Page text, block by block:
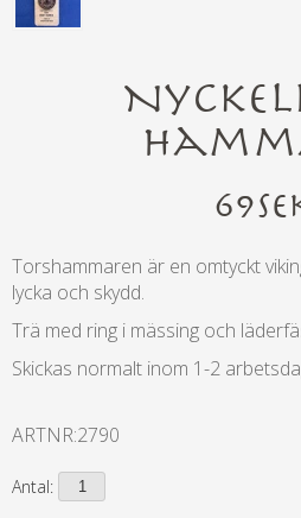
69
Torshammaren är en omtyckt
lycka och skydd.
Trä med ring i mässing och
Skickas normalt inom 1-2
ARTNR:2790
Antal: